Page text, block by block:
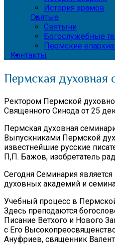
История храмов
Святые
Святыни
Богослужебные
Пермские
Контакты
Пермская духовная
Ректором Пермской
Священного Синода от 25
Пермская духовная
Выпускниками Пермской
известнейшие русские
П,П. Бажов, изобретатель
Сегодня Семинария
духовных академий и
Учебный процесс в
Здесь преподаются
Писание Ветхого и Нового
с Его
Ануфриев, священник